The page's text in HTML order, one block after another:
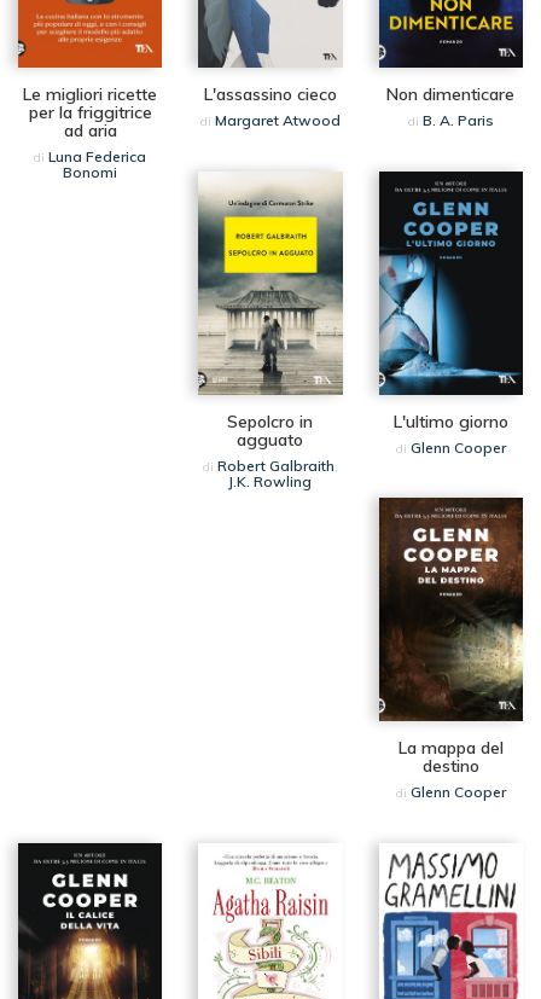
Le migliori ricette
per la friggitrice
ad aria
diLuna Federica
Bonomi
L'assassino cieco
di Margaret Atwood
Non dimenticare
di B. A. Paris
Sepolcro in
agguato
diRobert Galbraith
J.K. Rowling
L'ultimo giorno
di Glenn Cooper
La mappa del
destino
di Glenn Cooper